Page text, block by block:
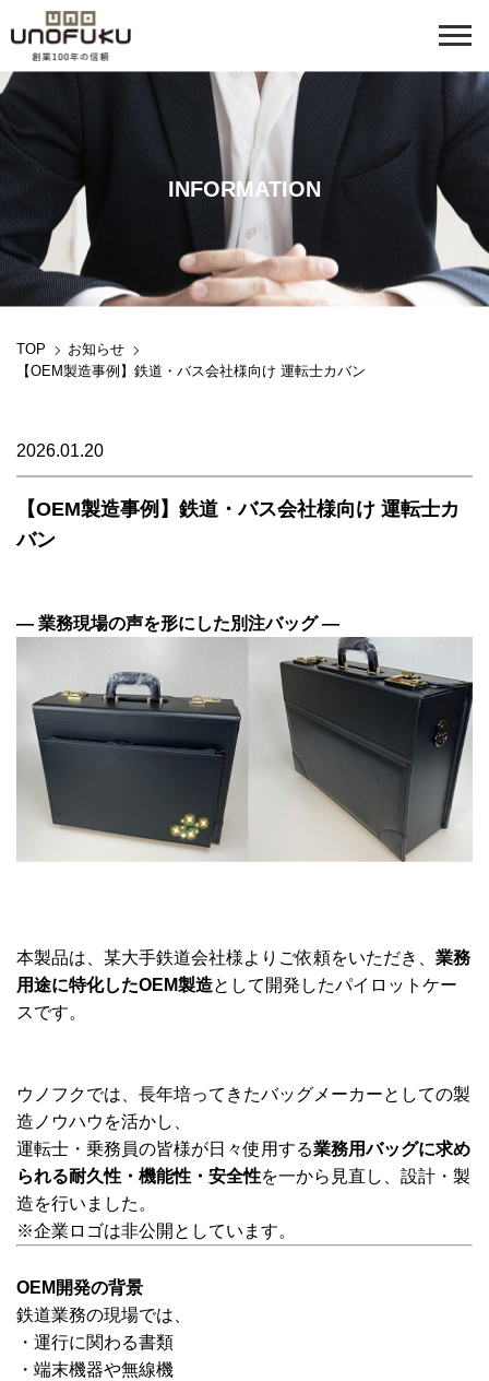
INFORMATION
TOP
お知らせ
【OEM製造事例】鉄道・バス会社様向け 運転士カバン
2026.01.20
【OEM製造事例】鉄道・バス会社様向け 運転士カ
バン
― 業務現場の声を形にした別注バッグ ―
本製品は、某大手鉄道会社様よりご依頼をいただき、 業務
用途に特化したOEM製造として開発したパイロットケー
スです。
ウノフクでは、長年培ってきたバッグメーカーとしての製
造ノウハウを活かし、
運転士・乗務員の皆様が日々使用する業務用バッグに求め
られる耐久性・機能性・安全性を一から見直し、設計・製
造を行いました。
※企業ロゴは非公開としています。
OEM開発の背景
鉄道業務の現場では、
・運行に関わる書類
・端末機器や無線機